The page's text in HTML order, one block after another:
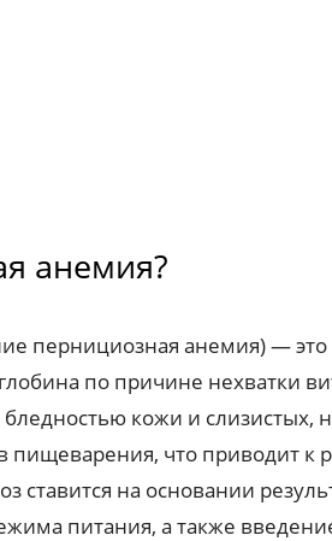
анемия?
пернициозная анемия) —
по причине нехватки
кожи и слизистых,
пищеварения, что приводит к
ставится на основании
питания, а также